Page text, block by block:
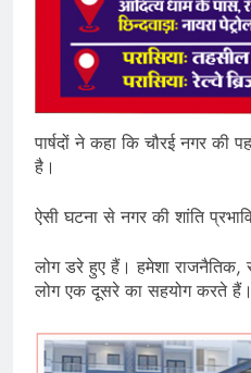
पार्षदों ने कहा कि चौरई नगर की
है।
ऐसी घटना से नगर की शांति
लोग डरे हुए हैं। हमेशा राजनैतिक,
लोग एक दूसरे का सहयोग करते हैं।